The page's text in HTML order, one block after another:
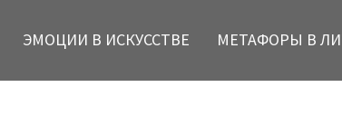
ЭМОЦИИ В ИСКУССТВЕ МЕТАФОРЫ В